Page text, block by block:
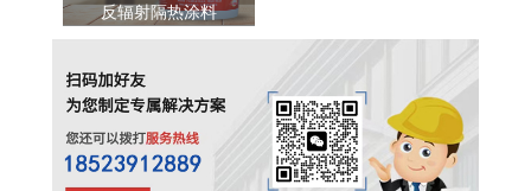
反辐射隔热涂料